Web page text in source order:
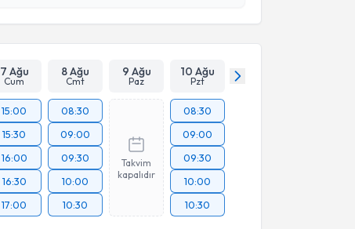
7 Ağu
Cum
8 Ağu
Cmt
9 Ağu
Paz
10 Ağu
Pzt
15:00
15:30
16:00
16:30
17:00
08:30
09:00
09:30
10:00
10:30
Takvim
kapalıdır
08:30
09:00
09:30
10:00
10:30